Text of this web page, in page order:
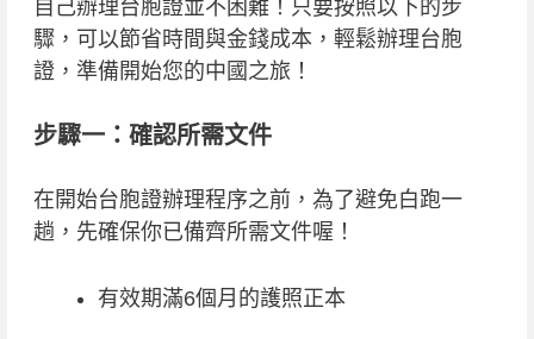
自己辦理台胞證並不困難！只要按照以下的步
驟，可以節省時間與金錢成本，輕鬆辦理台胞
證，準備開始您的中國之旅！
步驟一：確認所需文件
在開始台胞證辦理程序之前，為了避免白跑一
趟，先確保你已備齊所需文件喔！
有效期滿6個月的護照正本